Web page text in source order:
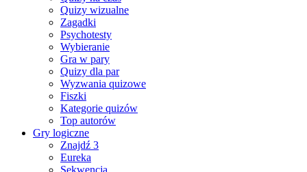
Quizy wizualne
Zagadki
Psychotesty
Wybieranie
Gra w pary
Quizy dla par
Wyzwania quizowe
Fiszki
Kategorie quizów
Top autorów
Gry logiczne
Znajdź 3
Eureka
Sekwencja